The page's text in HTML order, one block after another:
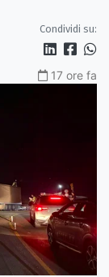
Condividi su:
17 ore fa